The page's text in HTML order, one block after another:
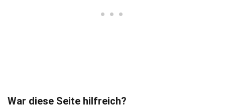
War diese Seite hilfreich?